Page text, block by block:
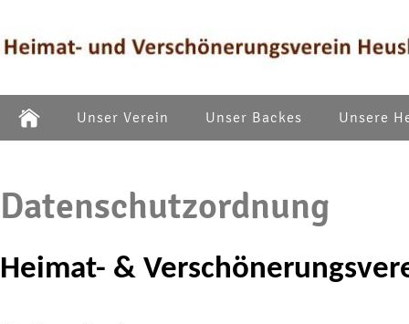
Unser Verein Unser Backes Unsere
Datenschutzordnung
Heimat- &